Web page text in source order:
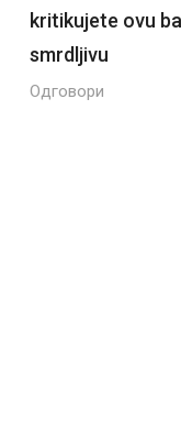
kritikujete ovu
smrdljivu
Одговори